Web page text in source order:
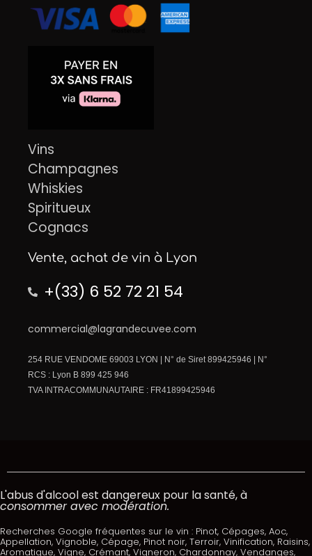
Vins
Champagnes
Whiskies
Spiritueux
Cognacs
Vente, achat de vin à Lyon
+(33) 6 52 72 21 54
commercial@lagrandecuvee.com
254 RUE VENDOME 69003 LYON | N° de Siret 899425946 | N°
RCS : Lyon B 899 425 946
TVA INTRACOMMUNAUTAIRE : FR41899425946
L'abus d'alcool est dangereux pour la santé, à
consommer avec modération.
Recherches Google fréquentes sur le vin : Pinot, Cépages, Aoc,
Appellation, Vignoble, Cépage, Pinot noir, Terroir, Vinification, Raisins,
Aromatique, Vigne, Crémant, Vigneron, Chardonnay, Vendanges,